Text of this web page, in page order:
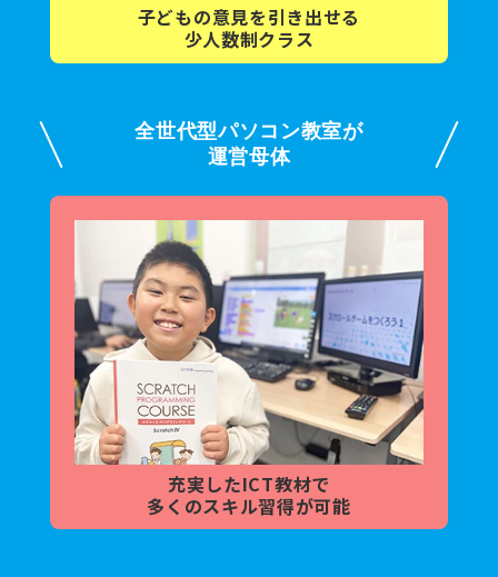
子どもの意見を引き出せる
少人数制クラス
全世代型パソコン教室が
運営母体
充実したICT教材で
多くのスキル習得が可能